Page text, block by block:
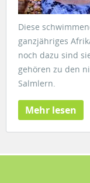
Diese
ganzjähriges
noch dazu sind
gehören zu den
Salmlern.
Mehr lesen